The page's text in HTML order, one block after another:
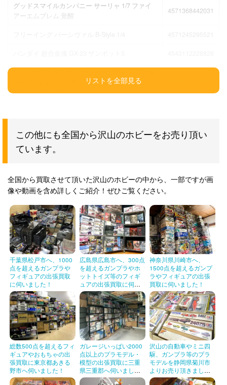
グッドスマイルカンパニー サーリャ 1/7 ファイ
アーエムブレム 覚醒
4571368442031
ター GUNDAM FIX FIGURATION METAL
COMPOSITE #1001
ボークス 1/100 エンゲージ オクターバー SR1
Solid Art Version レジンキャストキット
ツインファン 74534
4950344745340
フジミ 1/350 旧日本海軍航空母艦 伊勢 デラック
ス 350艦船
4968728600109
バンダイ 超合金魂 GX-05R 大空魔竜ガイキング
リペイントバージョン
4543112217639
スカイチューブ 冬月茉莉 illustrated by 深崎暮人
1/6
4562283280051
グッドスマイルカンパニー シエル・アランソン
1/8
4571368442185
ガイナックス 1/6 綾波レイ 包帯
ガイナックス 1/6 綾波レイ
グッドスマイルカンパニー シエル・アランソン
1/8
4571368442185
バンダイ 1/100 RE/100 AMX-103 ハンマ・ハンマ 4549660176145
この他にも全国から沢山のホビーをお売り頂い
ています。
全国から買取させて頂いた沢山のホビーの中から、一部ですが画
像や動画を含め詳しくご紹介！ぜひご覧ください。
千葉県松戸市へ、1000
点を超えるガンプラや
フィギュアの出張買取
に伺いました！
広島県広島市へ、300点
を超えるガンプラやホ
ットトイズ等のフィギ
ュアの出張買取に伺い
ました！
神奈川県川崎市へ、
1500点を超えるガンプ
ラやフィギュアの出張
買取に伺いました！
総数500点を超えるフィ
ギュアやおもちゃの出
張買取に東京都あきる
野市へ伺いました！
ガレージいっぱい2000
点以上のプラモデル・
模型の出張買取に三重
県三重郡へ伺いまし
た！
沢山の自動車やミニ四
駆、ガンプラ等のプラ
モデルを静岡県菊川市
よりお売り頂きまし
た！